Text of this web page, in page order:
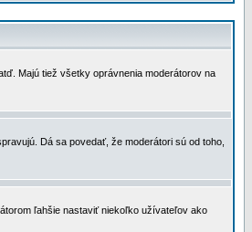
Majú tiež všetky oprávnenia moderátorov na
Dá sa povedať, že moderátori sú od toho,
ľahšie nastaviť niekoľko užívateľov ako